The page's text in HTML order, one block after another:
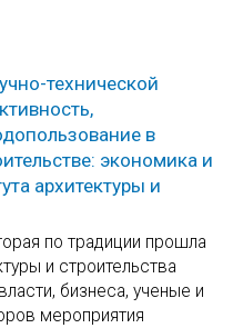
технической
в
экономика и
архитектуры и
по традиции прошла
и строительства
бизнеса, ученые и
мероприятия